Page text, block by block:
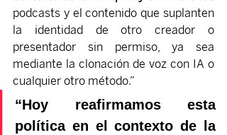
podcasts y el contenido que suplanten
la identidad de otro creador o
presentador sin permiso, ya sea
mediante la clonación de voz con IA o
cualquier otro método.”
“Hoy reafirmamos esta
política en el contexto de la